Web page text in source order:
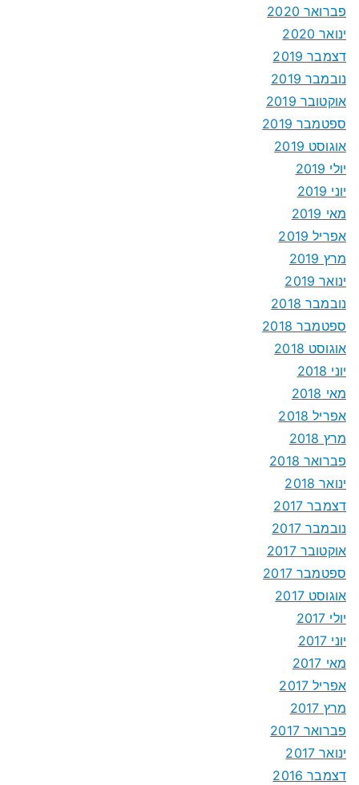
פברואר 2020
ינואר 2020
דצמבר 2019
נובמבר 2019
אוקטובר 2019
ספטמבר 2019
אוגוסט 2019
יולי 2019
יוני 2019
מאי 2019
אפריל 2019
מרץ 2019
ינואר 2019
נובמבר 2018
ספטמבר 2018
אוגוסט 2018
יוני 2018
מאי 2018
אפריל 2018
מרץ 2018
פברואר 2018
ינואר 2018
דצמבר 2017
נובמבר 2017
אוקטובר 2017
ספטמבר 2017
אוגוסט 2017
יולי 2017
יוני 2017
מאי 2017
אפריל 2017
מרץ 2017
פברואר 2017
ינואר 2017
דצמבר 2016